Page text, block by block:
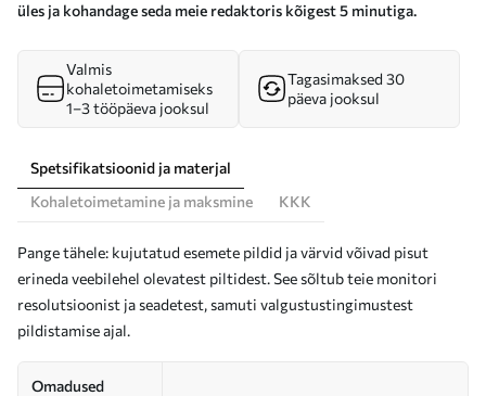
üles ja kohandage seda meie redaktoris kõigest 5 minutiga.
Valmis
kohaletoimetamiseks
1–3 tööpäeva jooksul
Tagasimaksed 30
päeva jooksul
Spetsifikatsioonid ja materjal
Kohaletoimetamine ja maksmine
KKK
Pange tähele: kujutatud esemete pildid ja värvid võivad pisut
erineda veebilehel olevatest piltidest. See sõltub teie monitori
resolutsioonist ja seadetest, samuti valgustustingimustest
pildistamise ajal.
Omadused